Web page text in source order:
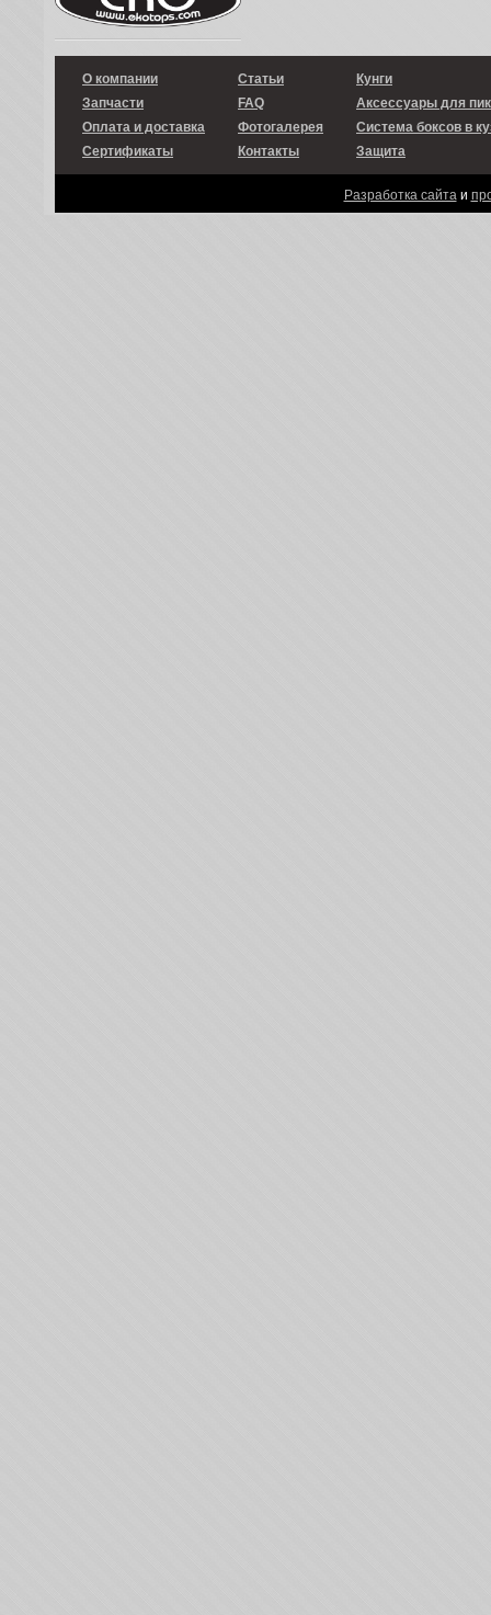
О компании
Запчасти
Оплата и доставка
Сертификаты
Статьи
FAQ
Фотогалерея
Контакты
Кунги
Аксессуары для
Система боксов в
Защита
Разработка сайтаи